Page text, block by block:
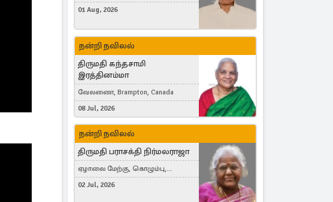
கம்பர்மலை
01 Aug, 2026
நன்றி நவிலல்
திருமதி கந்தசாமி
இரத்தினம்மா
வேலணை, Brampton, Canada
08 Jul, 2026
நன்றி நவிலல்
திருமதி பராசக்தி நிர்மலராஜா
ஏழாலை மேற்கு, கொழும்பு,
தங்காலை, London, United Kingdom
02 Jul, 2026